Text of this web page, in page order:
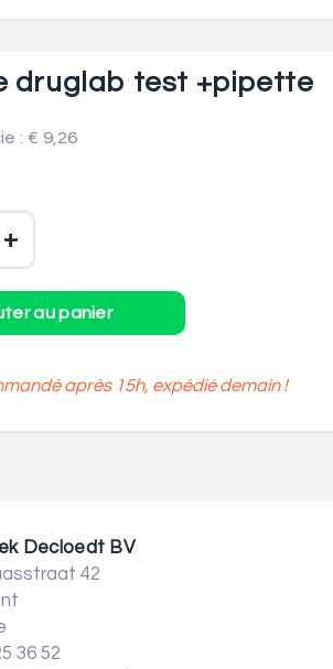
druglab test +pipette
: € 9,26
+
après 15h, expédié demain !
Decloedt BV
42
36 52